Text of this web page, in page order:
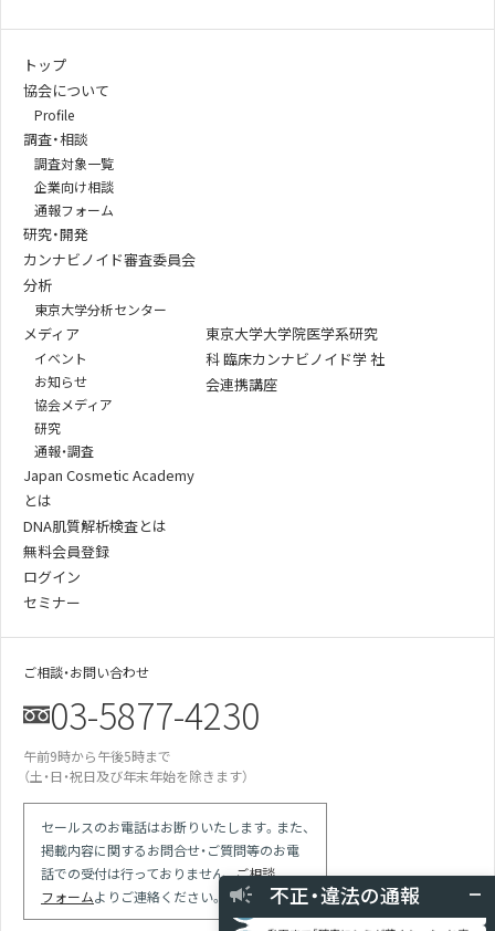
トップ
協会について
Profile
調査・相談
調査対象一覧
企業向け相談
通報フォーム
研究・開発
カンナビノイド審査委員会
分析
東京大学分析センター
メディア
イベント
お知らせ
協会メディア
研究
通報・調査
Japan Cosmetic Academy
とは
DNA肌質解析検査とは
無料会員登録
ログイン
セミナー
東京大学大学院医学系研究
科 臨床カンナビノイド学 社
会連携講座
ご相談・お問い合わせ
03-5877-4230
午前9時から午後5時まで
（土・日・祝日及び年末年始を除きます）
セールスのお電話はお断りいたします。また、
掲載内容に関するお問合せ・ご質問等のお電
話での受付は行っておりません。ご相談
フォームよりご連絡ください。 不正・違法の通報
某医師の動画は誇大表現多用の宣伝。医師
競合の会社が化粧品登録をしていない商品
で「スキンケア」等の表現を使っている
現場を目撃 使用期限切れの針ファンデに
使用期限記載なしシールを貼り換えて使用
動画内で「確実にシミが薄くなった」と宣